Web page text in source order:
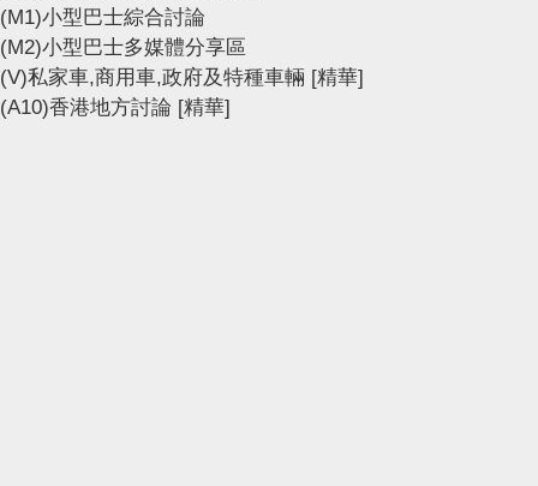
(M1)小型巴士綜合討論
(M2)小型巴士多媒體分享區
(V)私家車,商用車,政府及特種車輛 [精華]
(A10)香港地方討論 [精華]